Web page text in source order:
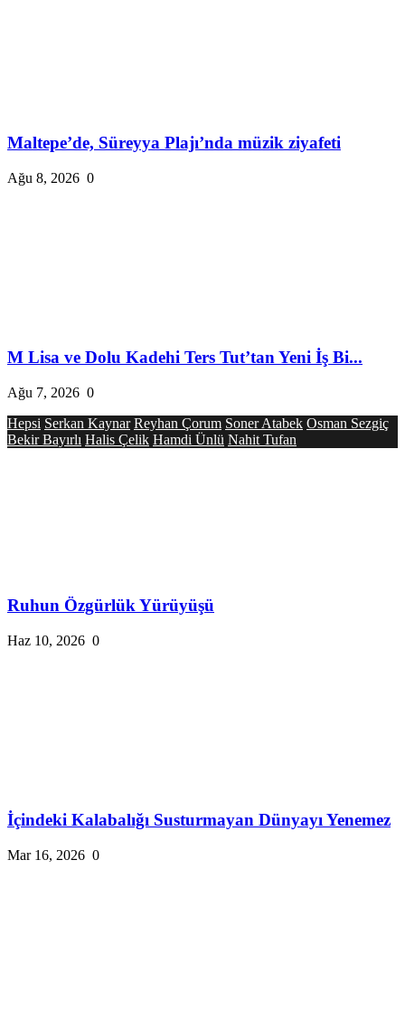
Maltepe’de, Süreyya Plajı’nda müzik ziyafeti
Ağu 8, 2026 0
M Lisa ve Dolu Kadehi Ters Tut’tan Yeni İş Bi...
Ağu 7, 2026 0
Hepsi Serkan Kaynar Reyhan Çorum Soner Atabek Osman Sezgiç
Bekir Bayırlı Halis Çelik Hamdi Ünlü Nahit Tufan
Ruhun Özgürlük Yürüyüşü
Haz 10, 2026 0
İçindeki Kalabalığı Susturmayan Dünyayı Yenemez
Mar 16, 2026 0